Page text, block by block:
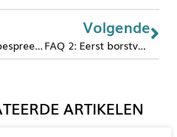
FAQ 4: Hoe bespreek je het stukjes-eten en zelf-doen op het CB of KDV?
Volgende
FAQ 2: Eerst borstvoeding geven of eerst de bijvoeding?
ARTIKELEN